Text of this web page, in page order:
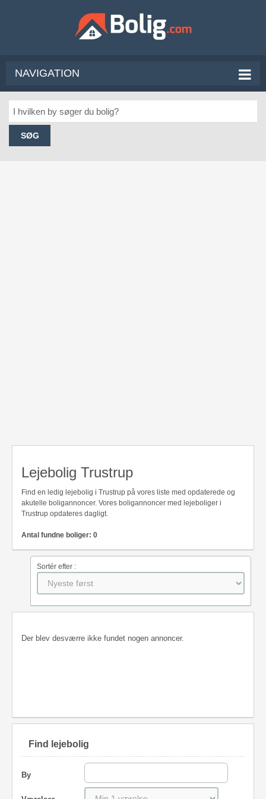
NAVIGATION
SØG
Lejebolig Trustrup
Find en ledig lejebolig i Trustrup på vores liste med opdaterede og
akutelle boligannoncer. Vores boligannoncer med lejeboliger i
Trustrup opdateres dagligt.
Antal fundne boliger: 0
Sortér efter :
Der blev desværre ikke fundet nogen annoncer.
Find lejebolig
By